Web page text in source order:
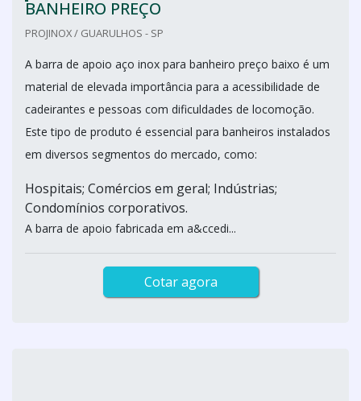
BANHEIRO PREÇO
PROJINOX / GUARULHOS - SP
A barra de apoio aço inox para banheiro preço baixo é um
material de elevada importância para a acessibilidade de
cadeirantes e pessoas com dificuldades de locomoção.
Este tipo de produto é essencial para banheiros instalados
em diversos segmentos do mercado, como:
Hospitais; Comércios em geral; Indústrias;
Condomínios corporativos.
A barra de apoio fabricada em a&ccedi...
Cotar agora